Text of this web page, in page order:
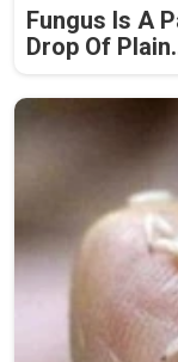
Fungus Is A
Drop Of